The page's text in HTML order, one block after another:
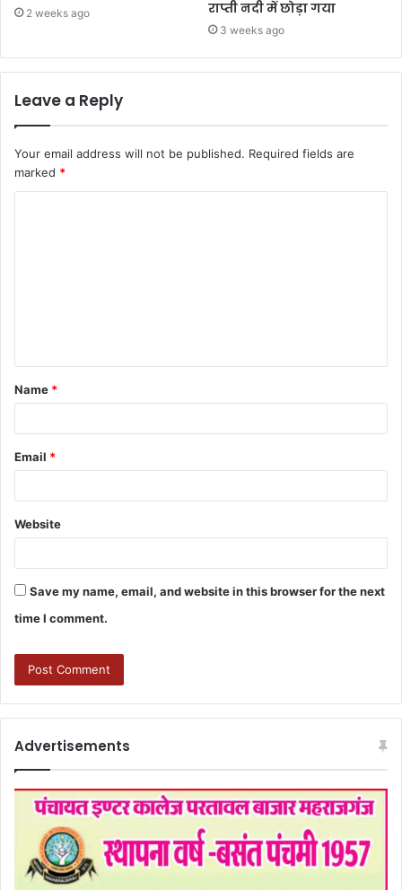
2 weeks ago
राप्ती नदी में छोड़ा गया
3 weeks ago
Leave a Reply
Your email address will not be published. Required fields are
marked *
Name *
Email *
Website
Save my name, email, and website in this browser for the next
time I comment.
Advertisements